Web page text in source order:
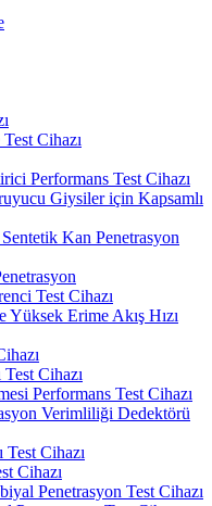
Cihazı
Performans Test Cihazı
Giysiler için Kapsamlı
Kan Penetrasyon
Test Cihazı
Erime Akış Hızı
Cihazı
Performans Test Cihazı
Verimliliği Dedektörü
Cihazı
Cihazı
Penetrasyon Test Cihazı